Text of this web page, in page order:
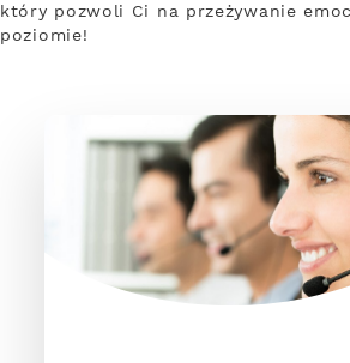
który pozwoli Ci na przeżywanie
poziomie!